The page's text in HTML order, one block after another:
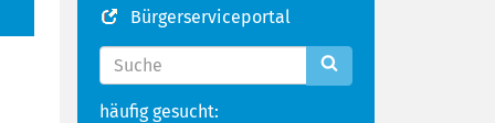
Bürgerserviceportal
häufig gesucht: